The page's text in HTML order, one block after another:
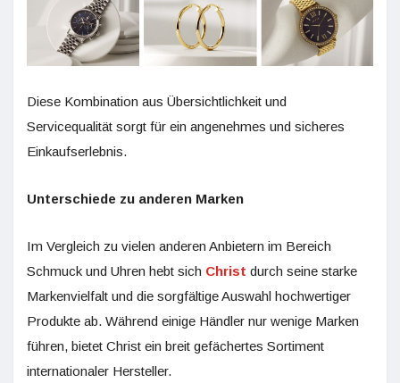
Diese Kombination aus Übersichtlichkeit und
Servicequalität sorgt für ein angenehmes und sicheres
Einkaufserlebnis.
Unterschiede zu anderen Marken
Im Vergleich zu vielen anderen Anbietern im Bereich
Schmuck und Uhren hebt sich Christ durch seine starke
Markenvielfalt und die sorgfältige Auswahl hochwertiger
Produkte ab. Während einige Händler nur wenige Marken
führen, bietet Christ ein breit gefächertes Sortiment
internationaler Hersteller.